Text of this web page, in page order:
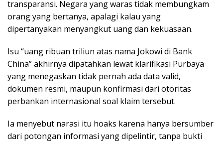
transparansi. Negara yang waras tidak membungkam
orang yang bertanya, apalagi kalau yang
dipertanyakan menyangkut uang dan kekuasaan.
Isu “uang ribuan triliun atas nama Jokowi di Bank
China” akhirnya dipatahkan lewat klarifikasi Purbaya
yang menegaskan tidak pernah ada data valid,
dokumen resmi, maupun konfirmasi dari otoritas
perbankan internasional soal klaim tersebut.
Ia menyebut narasi itu hoaks karena hanya bersumber
dari potongan informasi yang dipelintir, tanpa bukti